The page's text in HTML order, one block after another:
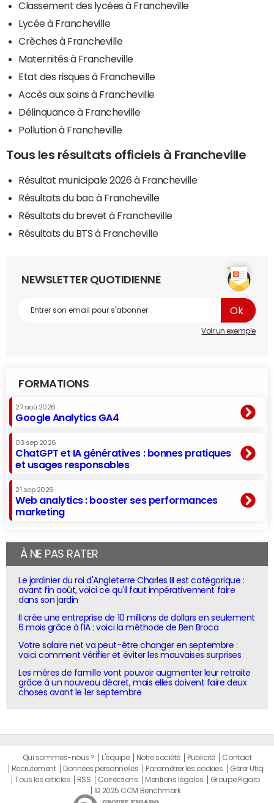
Classement des lycées à Francheville
Lycée à Francheville
Crèches à Francheville
Maternités à Francheville
Etat des risques à Francheville
Accès aux soins à Francheville
Délinquance à Francheville
Pollution à Francheville
Tous les résultats officiels à Francheville
Résultat municipale 2026 à Francheville
Résultats du bac à Francheville
Résultats du brevet à Francheville
Résultats du BTS à Francheville
NEWSLETTER QUOTIDIENNE
Voir un exemple
FORMATIONS
27 aoû 2026
Google Analytics GA4
03 sep 2026
ChatGPT et IA génératives : bonnes pratiques
et usages responsables
21 sep 2026
Web analytics : booster ses performances
marketing
À NE PAS RATER
Le jardinier du roi d'Angleterre Charles III est catégorique :
avant fin août, voici ce qu'il faut impérativement faire
dans son jardin
Il crée une entreprise de 10 millions de dollars en seulement
6 mois grâce à l'IA : voici la méthode de Ben Broca
Votre salaire net va peut-être changer en septembre :
voici comment vérifier et éviter les mauvaises surprises
Les mères de famille vont pouvoir augmenter leur retraite
grâce à un nouveau décret, mais elles doivent faire deux
choses avant le 1er septembre
Qui sommes-nous ? L'équipe Notre société Publicité
Contact
Recrutement
Données personnelles Paramétrer les cookies
Gérer Utiq
Tous les articles
RSS Corrections Mentions légales
Groupe Figaro
© 2025 CCM Benchmark